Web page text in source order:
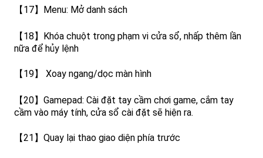
【17】Menu: Mở danh sách
【18】Khóa chuột trong phạm vi cửa sổ, nhấp thêm lần
nữa để hủy lệnh
【19】 Xoay ngang/dọc màn hình
【20】Gamepad: Cài đặt tay cầm chơi game, cắm tay
cầm vào máy tính, cửa sổ cài đặt sẽ hiện ra.
【21】Quay lại thao giao diện phía trước